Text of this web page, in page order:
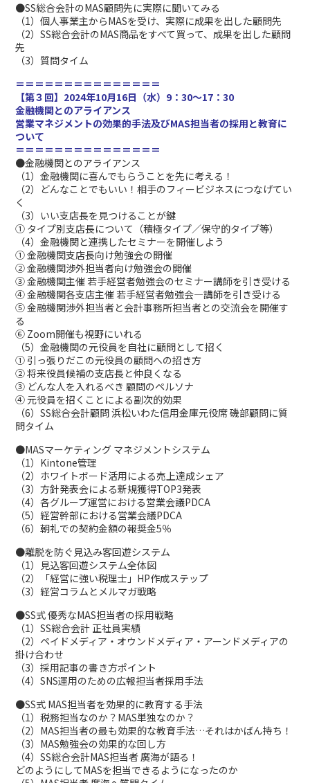
●SS総合会計のMAS顧問先に実際に聞いてみる
（1）個人事業主からMASを受け、実際に成果を出した顧問先
（2）SS総合会計のMAS商品をすべて買って、成果を出した顧問
先
（3）質問タイム
＝＝＝＝＝＝＝＝＝＝＝＝＝＝＝
【第３回】2024年10月16日（水）9：30～17：30
金融機関とのアライアンス
営業マネジメントの効果的手法及びMAS担当者の採用と教育に
ついて
＝＝＝＝＝＝＝＝＝＝＝＝＝＝＝
●金融機関とのアライアンス
（1）金融機関に喜んでもらうことを先に考える！
（2）どんなことでもいい！相手のフィービジネスにつなげてい
く
（3）いい支店長を見つけることが鍵
① タイプ別支店長について（積極タイプ／保守的タイプ等）
（4）金融機関と連携したセミナーを開催しよう
① 金融機関支店長向け勉強会の開催
② 金融機関渉外担当者向け勉強会の開催
③ 金融機関主催 若手経営者勉強会のセミナー講師を引き受ける
④ 金融機関各支店主催 若手経営者勉強会―講師を引き受ける
⑤ 金融機関渉外担当者と会計事務所担当者との交流会を開催す
る
⑥ Zoom開催も視野にいれる
（5）金融機関の元役員を自社に顧問として招く
① 引っ張りだこの元役員の顧問への招き方
② 将来役員候補の支店長と仲良くなる
③ どんな人を入れるべき 顧問のペルソナ
④ 元役員を招くことによる副次的効果
（6）SS総合会計顧問 浜松いわた信用金庫元役席 磯部顧問に質
問タイム
●MASマーケティング マネジメントシステム
（1）Kintone管理
（2）ホワイトボード活用による売上達成シェア
（3）方針発表会による新規獲得TOP3発表
（4）各グループ運営における営業会議PDCA
（5）経営幹部における営業会議PDCA
（6）朝礼での契約金額の報奨金5％
●離脱を防ぐ見込み客回遊システム
（1）見込客回遊システム全体図
（2）「経営に強い税理士」HP作成ステップ
（3）経営コラムとメルマガ戦略
●SS式 優秀なMAS担当者の採用戦略
（1）SS総合会計 正社員実績
（2）ペイドメディア・オウンドメディア・アーンドメディアの
掛け合わせ
（3）採用記事の書き方ポイント
（4）SNS運用のための広報担当者採用手法
●SS式 MAS担当者を効果的に教育する手法
（1）税務担当なのか？MAS単独なのか？
（2）MAS担当者の最も効果的な教育手法…それはかばん持ち！
（3）MAS勉強会の効果的な回し方
（4）SS総合会計MAS担当者 廣海が語る！
どのようにしてMASを担当できるようになったのか